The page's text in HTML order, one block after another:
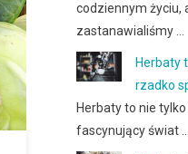
codziennym życiu,
zastanawialiśmy …
Herbaty
rzadko
Herbaty to nie
fascynujący świat …